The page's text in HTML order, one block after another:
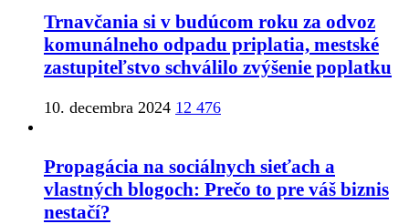
Trnavčania si v budúcom roku za odvoz
komunálneho odpadu priplatia, mestské
zastupiteľstvo schválilo zvýšenie poplatku
10. decembra 2024 12 476
Propagácia na sociálnych sieťach a
vlastných blogoch: Prečo to pre váš biznis
nestačí?